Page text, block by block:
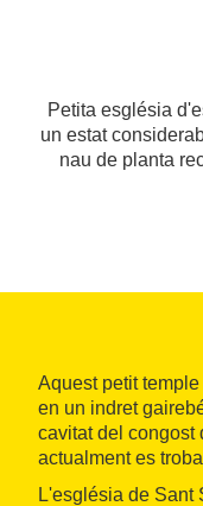
Petita església
un estat
nau de planta
Aquest petit temple
en un indret
cavitat del congost
actualment es
L'església de Sant